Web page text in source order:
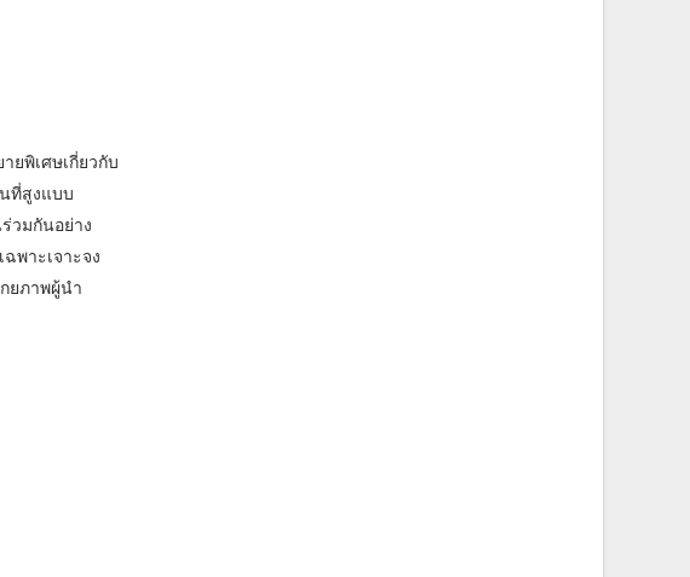
พิเศษเกี่ยวกับ
ที่สูงแบบ
วมกันอย่าง
พาะเจาะจง
ยภาพผู้นำ